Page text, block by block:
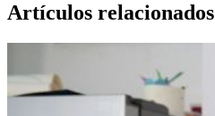
Artículos relacionados